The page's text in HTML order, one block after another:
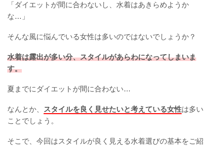
「ダイエットが間に合わないし、水着はあきらめようか
な…」
そんな風に悩んでいる女性は多いのではないでしょうか？
水着は露出が多い分、スタイルがあらわになってしまいま
す。
夏までにダイエットが間に合わない…
なんとか、 スタイルを良く見せたいと考えている女性は多い
ことでしょう。
そこで、今回はスタイルが良く見える水着選びの基本をご紹